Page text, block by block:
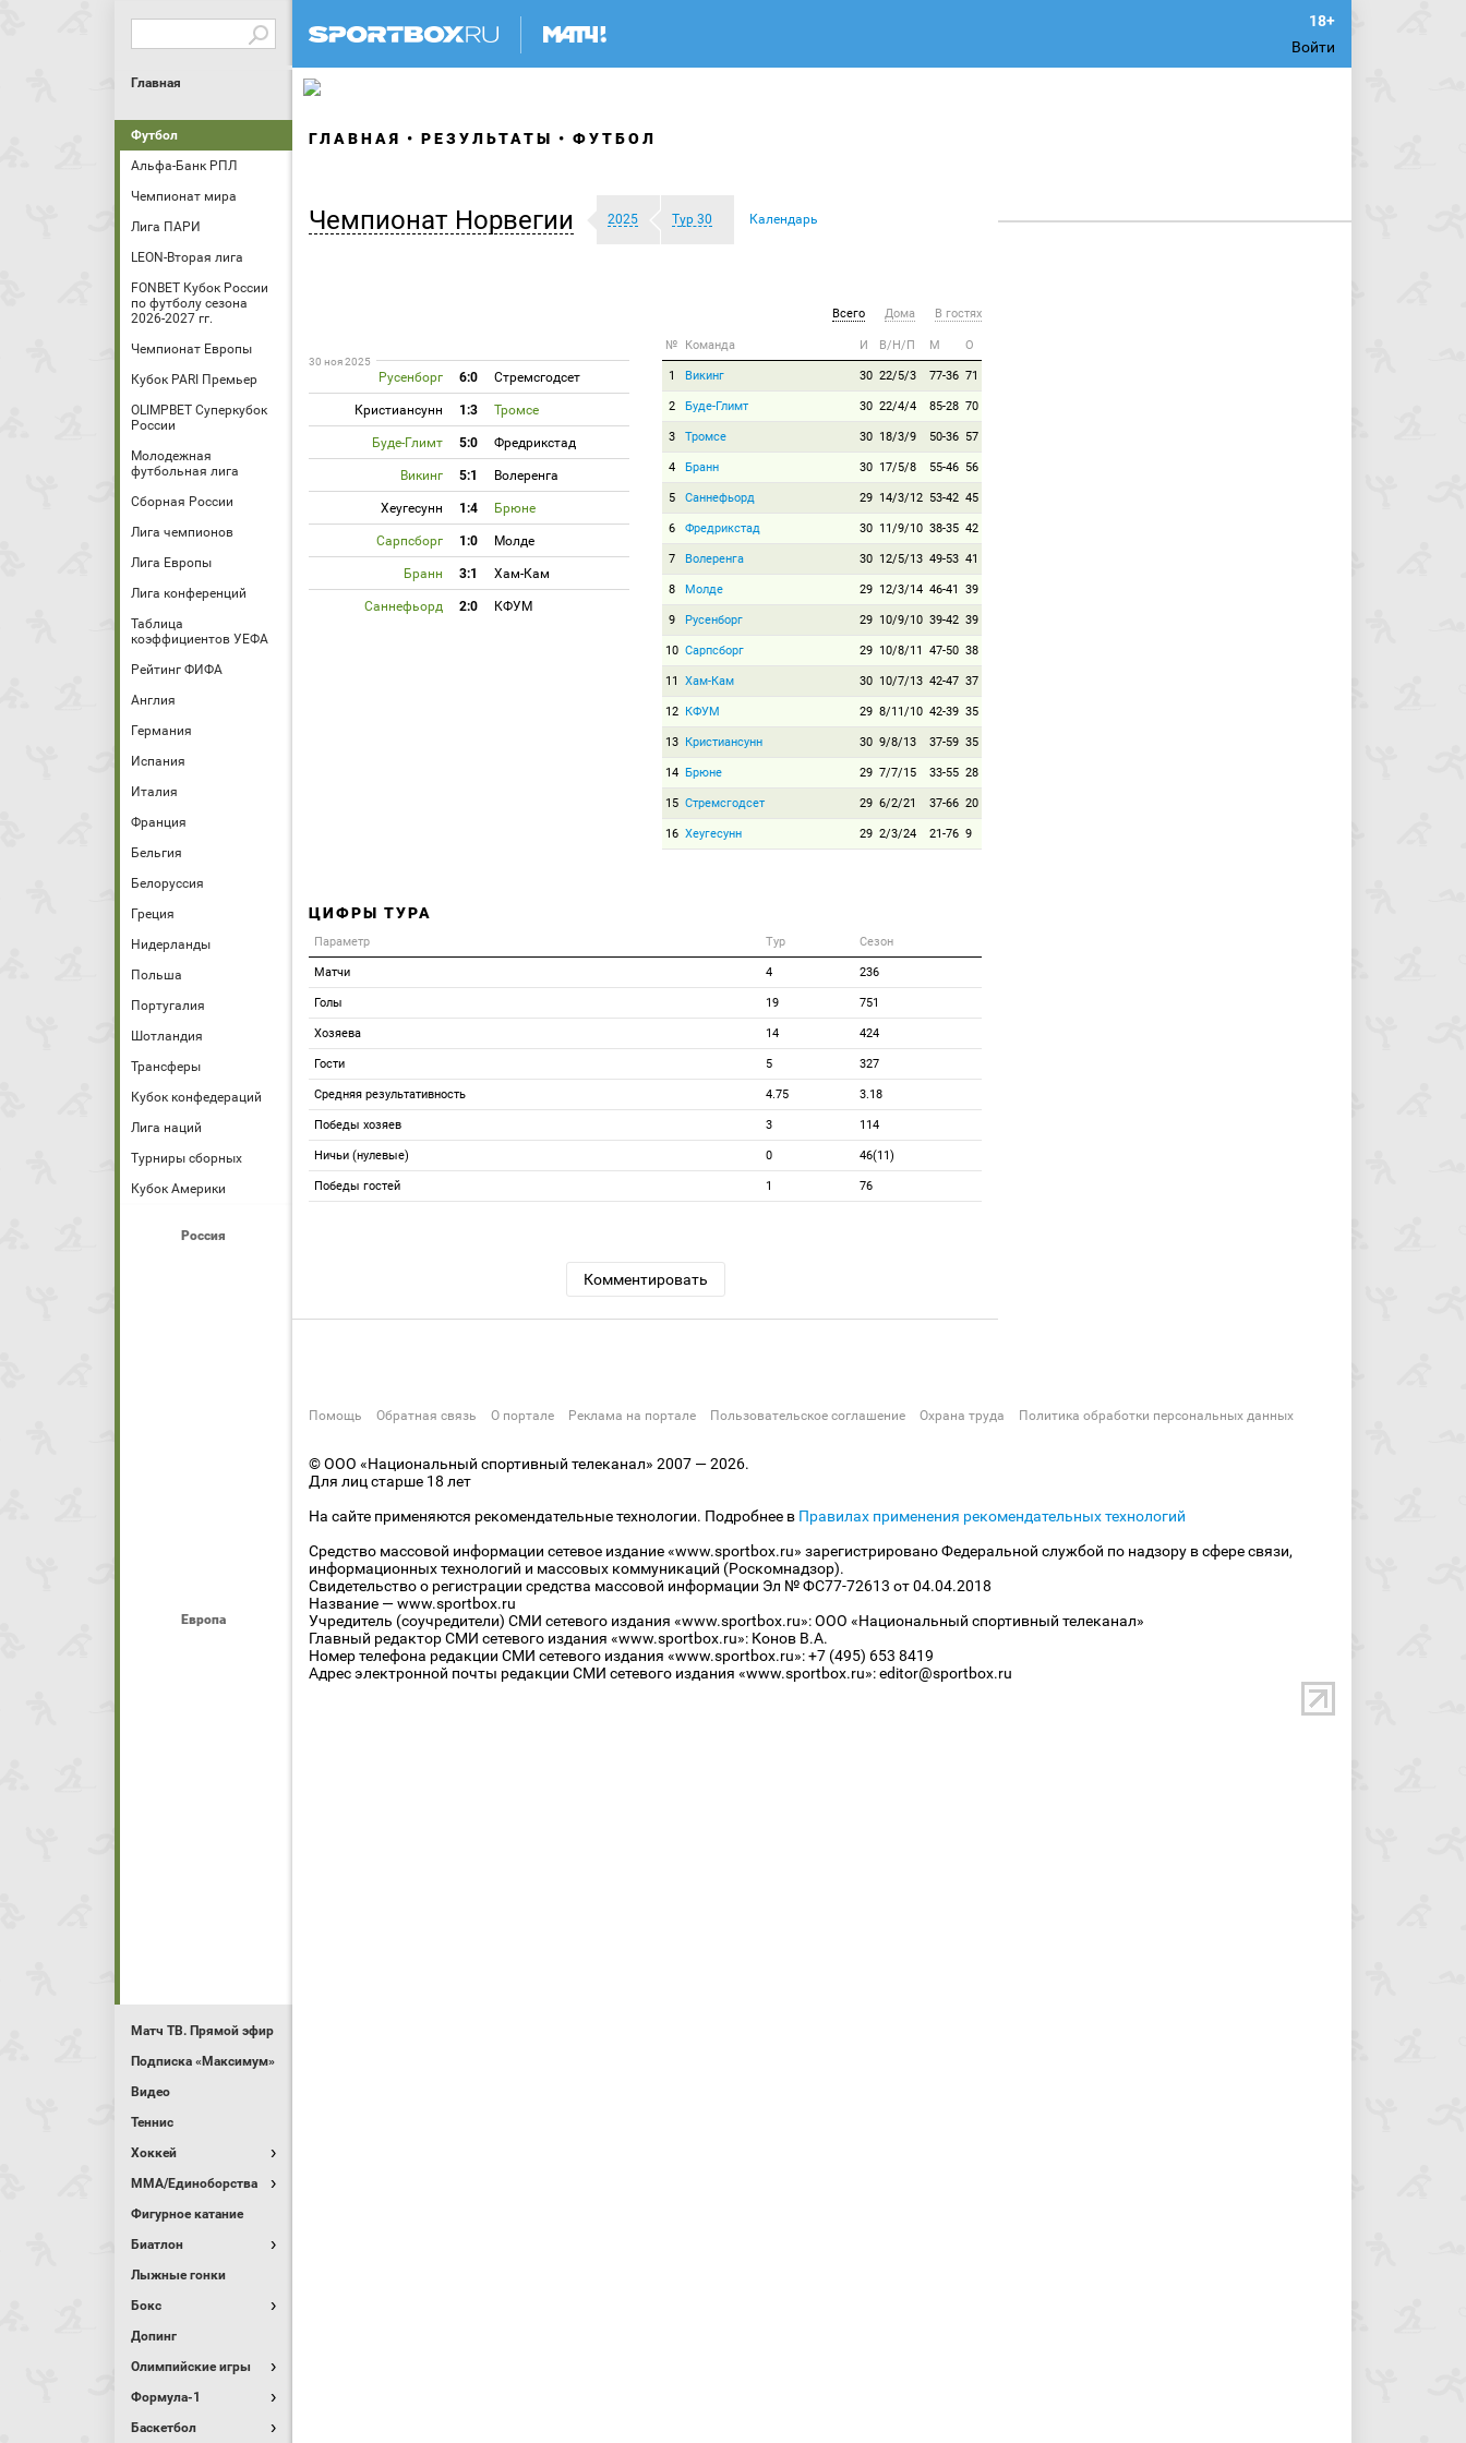
Войти
Главная
Футбол
Альфа-Банк РПЛ
Чемпионат мира
Лига ПАРИ
LEON-Вторая лига
FONBET Кубок России
по футболу сезона
2026-2027 гг.
Чемпионат Европы
Кубок PARI Премьер
OLIMPBET Суперкубок
России
Молодежная
футбольная лига
Сборная России
Лига чемпионов
Лига Европы
Лига конференций
Таблица
коэффициентов УЕФА
Рейтинг ФИФА
Англия
Германия
Испания
Италия
Франция
Бельгия
Белоруссия
Греция
Нидерланды
Польша
Португалия
Шотландия
Трансферы
Кубок конфедераций
Лига наций
Турниры сборных
Кубок Америки
Россия
Европа
Матч ТВ. Прямой эфир
Подписка «Максимум»
Видео
Теннис
Хоккей
MMA/Единоборства
Фигурное катание
Биатлон
Лыжные гонки
Бокс
Допинг
Олимпийские игры
Формула-1
Баскетбол
ГЛАВНАЯ РЕЗУЛЬТАТЫ ФУТБОЛ
Чемпионат Норвегии 2025 Тур 30 Календарь
30 ноя 2025
Русенборг 6:0 Стремсгодсет
Кристиансунн 1:3 Тромсе
Буде-Глимт 5:0 Фредрикстад
Викинг 5:1 Волеренга
Хеугесунн 1:4 Брюне
Сарпсборг 1:0 Молде
Бранн 3:1 Хам-Кам
Саннефьорд 2:0 КФУМ
Всего Дома В гостях
№ Команда И В/Н/П М О
1 Викинг 30 22/5/3 77-36 71
2 Буде-Глимт 30 22/4/4 85-28 70
3 Тромсе 30 18/3/9 50-36 57
4 Бранн 30 17/5/8 55-46 56
5 Саннефьорд 29 14/3/12 53-42 45
6 Фредрикстад 30 11/9/10 38-35 42
7 Волеренга 30 12/5/13 49-53 41
8 Молде 29 12/3/14 46-41 39
9 Русенборг 29 10/9/10 39-42 39
10 Сарпсборг 29 10/8/11 47-50 38
11 Хам-Кам 30 10/7/13 42-47 37
12 КФУМ 29 8/11/10 42-39 35
13 Кристиансунн 30 9/8/13 37-59 35
14 Брюне 29 7/7/15 33-55 28
15 Стремсгодсет 29 6/2/21 37-66 20
16 Хеугесунн 29 2/3/24 21-76 9
ЦИФРЫ ТУРА
Параметр Тур Сезон
Матчи 4 236
Голы 19 751
Хозяева 14 424
Гости 5 327
Средняя результативность 4.75 3.18
Победы хозяев 3 114
Ничьи (нулевые) 0 46(11)
Победы гостей 1 76
Комментировать
Помощь Обратная связь О портале Реклама на портале Пользовательское соглашение Охрана труда Политика обработки персональных данных
© ООО «Национальный спортивный телеканал» 2007 — 2026.
Для лиц старше 18 лет
На сайте применяются рекомендательные технологии. Подробнее в Правилах применения рекомендательных технологий
Средство массовой информации сетевое издание «www.sportbox.ru» зарегистрировано Федеральной службой по надзору в сфере связи,
информационных технологий и массовых коммуникаций (Роскомнадзор).
Свидетельство о регистрации средства массовой информации Эл № ФС77-72613 от 04.04.2018
Название — www.sportbox.ru
Учредитель (соучредители) СМИ сетевого издания «www.sportbox.ru»: ООО «Национальный спортивный телеканал»
Главный редактор СМИ сетевого издания «www.sportbox.ru»: Конов В.А.
Номер телефона редакции СМИ сетевого издания «www.sportbox.ru»: +7 (495) 653 8419
Адрес электронной почты редакции СМИ сетевого издания «www.sportbox.ru»: editor@sportbox.ru